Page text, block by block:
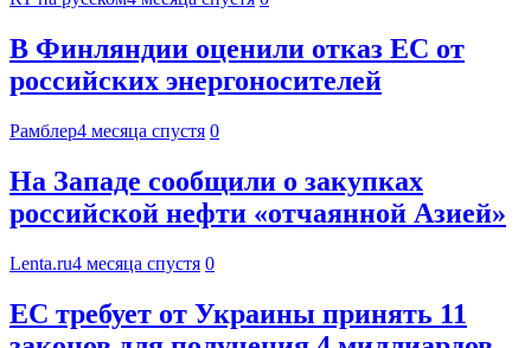
В Финляндии оценили отказ ЕС от
российских энергоносителей
Рамблер4 месяца спустя 0
На Западе сообщили о закупках
российской нефти «отчаянной Азией»
Lenta.ru4 месяца спустя 0
ЕС требует от Украины принять 11